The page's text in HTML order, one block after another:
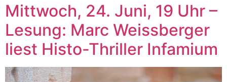
Mittwoch, 24. Juni, 19 Uhr –
Lesung: Marc Weissberger
liest Histo-Thriller Infamium